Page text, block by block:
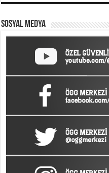
SOSYAL MEDYA